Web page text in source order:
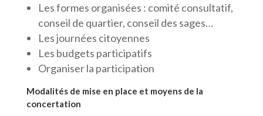
Les formes organisées : comité consultatif,
conseil de quartier, conseil des sages…
Les journées citoyennes
Les budgets participatifs
Organiser la participation
Modalités de mise en place et moyens de la
concertation